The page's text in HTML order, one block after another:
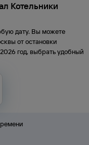
Котельники
дату. Вы можете
отостановки
2026 год, выбрать удобный